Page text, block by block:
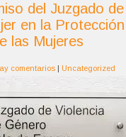
del Juzgado
en la
las Mujeres
comentarios | Uncategorized